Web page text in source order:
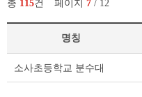
총 115건 페이지 7 / 12
천
명칭
소사초등학교 분수대